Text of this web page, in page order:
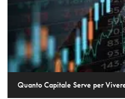
Quanto Capitale Serve per